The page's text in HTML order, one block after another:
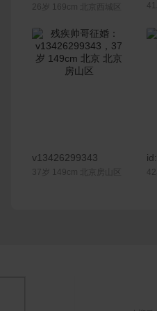
26岁 169cm 北京西城区
联系Ta
v13426299343
37岁 149cm 北京房山区